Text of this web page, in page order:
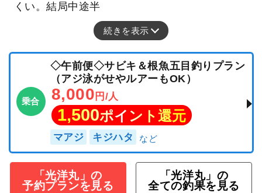
くい。結局中途半
続きを表示
乗合
◇午前便◇サビキ＆根魚五目釣りプラン
（アジ泳がせやルアーもOK）
8,000 円/人
1,500ポイント還元
マアジ キジハタ
「光洋丸」の
予約プランを見る
「光洋丸」の
全ての釣果を見る